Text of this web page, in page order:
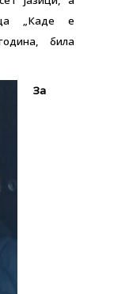
„Каде е
била
За